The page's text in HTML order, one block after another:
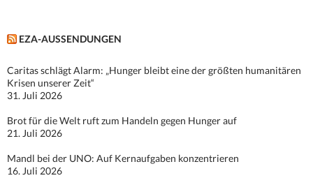
EZA-AUSSENDUNGEN
Caritas schlägt Alarm: „Hunger bleibt eine der größten humanitären
Krisen unserer Zeit“
31. Juli 2026
Brot für die Welt ruft zum Handeln gegen Hunger auf
21. Juli 2026
Mandl bei der UNO: Auf Kernaufgaben konzentrieren
16. Juli 2026